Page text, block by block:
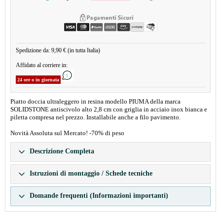
Spedizione da: 9,90 € (in tutta Italia)
Affidato al corriere in:
24 ore o in giornata
Piatto doccia ultraleggero in resina modello PIUMA della marca
SOLIDSTONE antiscivolo alto 2,8 cm con griglia in acciaio inox bianca e
piletta compresa nel prezzo. Installabile anche a filo pavimento.
Novità Assoluta sul Mercato! -70% di peso
Descrizione Completa
Istruzioni di montaggio / Schede tecniche
Domande frequenti (Informazioni importanti)